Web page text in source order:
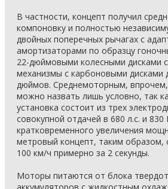
В частности, концепт получил
компоновку и полностью
двойных поперечных рычагах с
амортизаторами по образцу
22-дюймовыми колесными дисками
механизмы с карбоновыми дисками
дюймов. Среднемоторным,
можно назвать лишь условно, так
установка состоит из трех
совокупной отдачей в 680 л.с. и
кратковременного увеличения
метровый концепт, таким образом,
100 км/ч примерно за 2 секунды.
Моторы питаются от блока